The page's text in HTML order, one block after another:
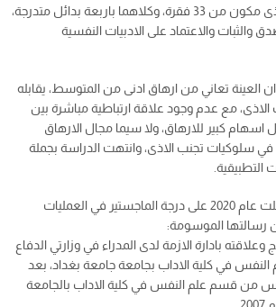
والثاني لقياس تجنب الاذى مكون من 33 فقرة، وكلاهما باربعة بدائل متدرجة،
والثبات والاعتماد على الادبيات النفسية
العينة تعاني من ارهاق ادنى من المتوسط، يقابله
مع عدم وجود علاقة ارتباطية مباشرة بين
كبير للارهاق، ولا سيما مجال الارهاق
في سلوكيات تجنب الاذى، وانتهت الدراسة بجملة
التطبيقية.
يذكر ان هبة حسين حصلت عام 2020 على درجة الماجستير في العمليات
رسالتها الموسومة:
وعلاقته بادارة الازمة لدى المدراء في وزارتي الدفاع
في كلية الاداب بجامعة جامعة بغداد، بعد
من قسم علم النفس في كلية الاداب بالجامعة